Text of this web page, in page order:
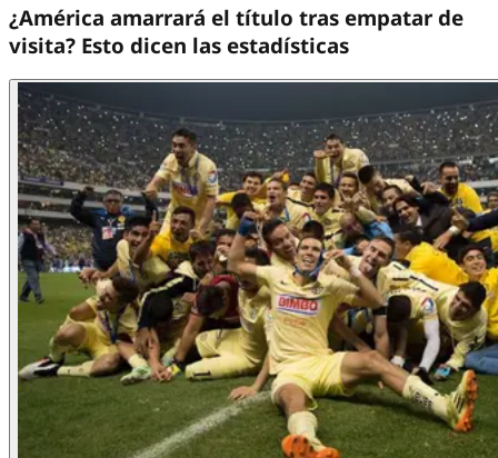
¿América amarrará el título tras empatar de
visita? Esto dicen las estadísticas